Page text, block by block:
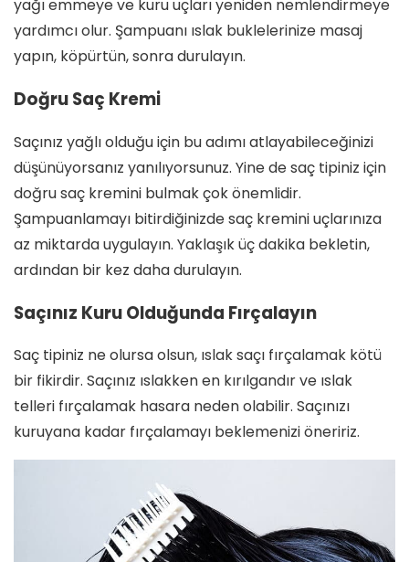
yağı emmeye ve kuru uçları yeniden nemlendirmeye
yardımcı olur. Şampuanı ıslak buklelerinize masaj
yapın, köpürtün, sonra durulayın.
Doğru Saç Kremi
Saçınız yağlı olduğu için bu adımı atlayabileceğinizi
düşünüyorsanız yanılıyorsunuz. Yine de saç tipiniz için
doğru saç kremini bulmak çok önemlidir.
Şampuanlamayı bitirdiğinizde saç kremini uçlarınıza
az miktarda uygulayın. Yaklaşık üç dakika bekletin,
ardından bir kez daha durulayın.
Saçınız Kuru Olduğunda Fırçalayın
Saç tipiniz ne olursa olsun, ıslak saçı fırçalamak kötü
bir fikirdir. Saçınız ıslakken en kırılgandır ve ıslak
telleri fırçalamak hasara neden olabilir. Saçınızı
kuruyana kadar fırçalamayı beklemenizi öneririz.